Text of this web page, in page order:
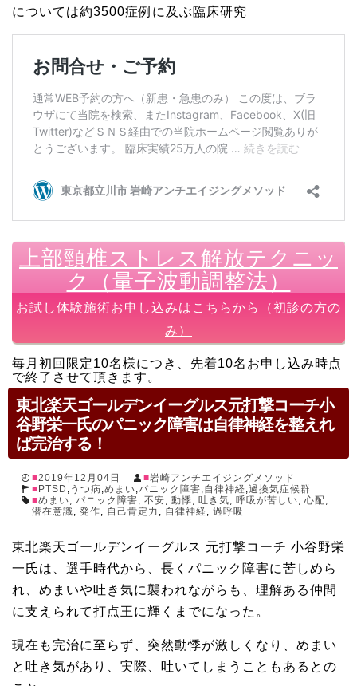
については約3500症例に及ぶ臨床研究
上部頸椎ストレス解放テクニッ
ク（量子波動調整法）
お試し体験施術お申し込みはこちらから（初診の方の
み）
毎月初回限定10名様につき、先着10名お申し込み時点
で終了させて頂きます。
東北楽天ゴールデンイーグルス元打撃コーチ小
谷野栄一氏のパニック障害は自律神経を整えれ
ば完治する！
2019年12月04日
岩崎アンチエイジングメソッド
PTSD , うつ病,めまい,パニック障害,自律神経,過換気症候群
めまい, パニック障害, 不安, 動悸, 吐き気, 呼吸が苦しい, 心配,
潜在意識, 発作, 自己肯定力 , 自律神経, 過呼吸
東北楽天ゴールデンイーグルス 元打撃コーチ 小谷野栄
一氏は、選手時代から、長くパニック障害に苦しめら
れ、めまいや吐き気に襲われながらも、理解ある仲間
に支えられて打点王に輝くまでになった。
現在も完治に至らず、突然動悸が激しくなり、めまい
と吐き気があり、実際、吐いてしまうこともあるとの